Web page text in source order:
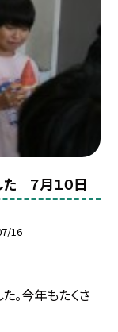
７月１０日
16
。今年もたくさ